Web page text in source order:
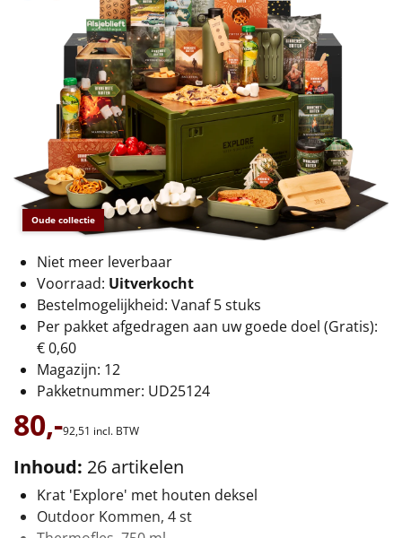
€45 tot €50
€50 tot €55
€55 tot €75
€75 tot €100
€100 en hoger
Alle kerstpakketten 2026
Thema
Origineel
Rituals
Luxe
Mannen
Vrouwen
Duurzaam
Oude collectie
Niet meer leverbaar
Voorraad: Uitverkocht
Bestelmogelijkheid: Vanaf 5 stuks
Per pakket afgedragen aan uw goede doel (Gratis):
€ 0,60
Magazijn: 12
Pakketnummer: UD25124
80,-92,51 incl. BTW
Inhoud: 26 artikelen
Krat 'Explore' met houten deksel
Outdoor Kommen, 4 st